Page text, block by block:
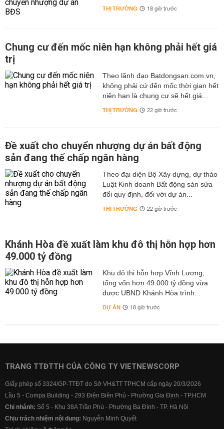
THỊ TRƯỜNG 18 giờ trước
Chung cư đến mốc niên hạn không phải hết giá
trị
Theo lãnh đạo Batdongsan.com.vn,
không phải cứ đến mốc thời gian hết
niên hạn là chung cư sẽ hết giá...
THỊ TRƯỜNG 22 giờ trước
Đề xuất cho chuyển nhượng dự án bất động
sản đang thế chấp ngân hàng
Theo đại diện Bộ Xây dựng, dự thảo
Luật Kinh doanh Bất động sản sửa
đổi quy định, đối với dự án...
THỊ TRƯỜNG 22 giờ trước
Khánh Hòa đề xuất làm khu đô thị hỗn hợp hơn
49.000 tỷ đồng
Khu đô thị hỗn hợp Vĩnh Lương,
tổng vốn hơn 49.000 tỷ đồng vừa
được UBND Khánh Hòa trình...
DỰ ÁN 18 giờ trước
TRANG TTĐTTH CỦA CÔNG TY VIETNEWSCORP
Giấy phép số 3324/GP-TTĐT do Sở VH&TT TPHCM cấp ngày 20/3/2026
Lầu 5 - Compa Building - 293 Điện Biên Phủ - Phường Gia Định - TP.HCM
Chi nhánh: Số 5 - Khu 38A Trần Phú - Phường Ba Đình - TP. Hà Nội
Chịu trách nhiệm nội dung: Nguyễn Minh Quyết